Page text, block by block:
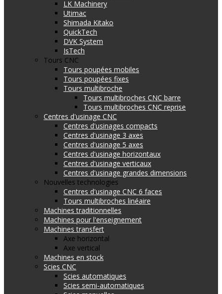
LK Machinery
Utimac
Shimada Kitako
QuickTech
DVK System
IsTech
Tours CNC
Tours poupées mobiles
Tours poupées fixes
Tours multibroche
Tours multibroches CNC barre
Tours multibroches CNC reprise
Centres d'usinage CNC
Centres d'usinages compacts
Centres d'usinage 3 axes
Centres d'usinage 5 axes
Centres d'usinage horizontaux
Centres d'usinage verticaux
Centres d'usinage grandes dimensions
Nouvelles technologies
Centres d'usinage CNC 6 faces
Tours multibroches linéaire
Machines traditionnelles
Machines pour l'enseignement
Machines transfert
Axe horizontal
Axe vertical
Machines en stock
Scies CNC
Scies automatiques
Scies semi-automatiques